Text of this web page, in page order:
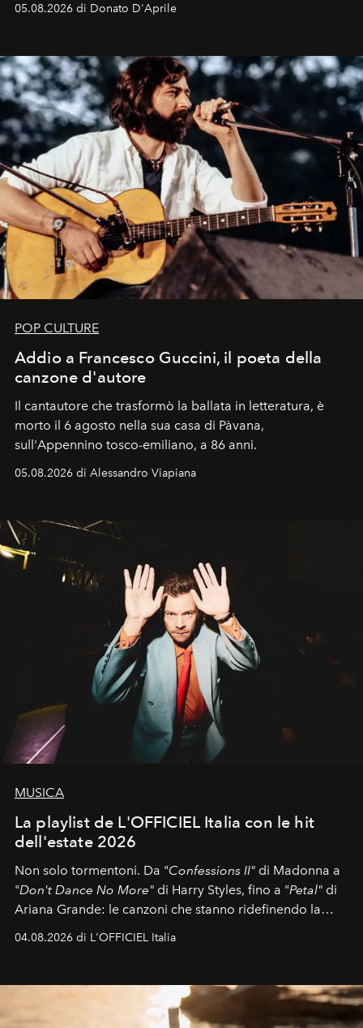
Kate, Claudia e Carla una dietro l'altra. Trent'anni dopo,
uno dei documenti più contemporanei che abbiamo.
05.08.2026 di Donato D'Aprile
POP CULTURE
Addio a Francesco Guccini, il poeta della
canzone d'autore
Il cantautore che trasformò la ballata in letteratura, è
morto il 6 agosto nella sua casa di Pàvana,
sull'Appennino tosco-emiliano, a 86 anni.
05.08.2026 di Alessandro Viapiana
MUSICA
La playlist de L'OFFICIEL Italia con le hit
dell'estate 2026
Non solo tormentoni. Da "Confessions II" di Madonna a
"Don't Dance No More" di Harry Styles, fino a "Petal" di
Ariana Grande: le canzoni che stanno ridefinendo la
04.08.2026 di L'OFFICIEL Italia